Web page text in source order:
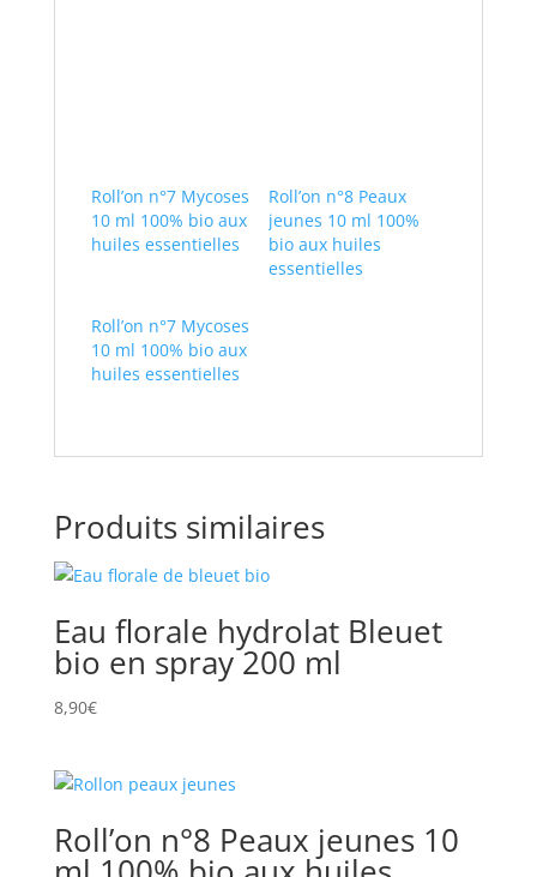
Roll’on n°7 Mycoses
10 ml 100% bio aux
huiles essentielles
Roll’on n°8 Peaux
jeunes 10 ml 100%
bio aux huiles
essentielles
Roll’on n°7 Mycoses
10 ml 100% bio aux
huiles essentielles
Produits similaires
Eau florale hydrolat Bleuet
bio en spray 200 ml
8,90€
Roll’on n°8 Peaux jeunes 10